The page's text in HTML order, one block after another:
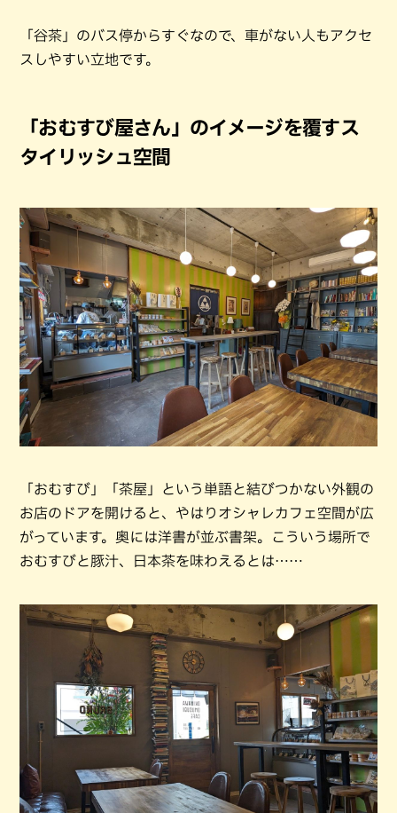
「谷茶」のバス停からすぐなので、車がない人もアクセ
スしやすい立地です。
「おむすび屋さん」のイメージを覆すス
タイリッシュ空間
「おむすび」「茶屋」という単語と結びつかない外観の
お店のドアを開けると、やはりオシャレカフェ空間が広
がっています。奥には洋書が並ぶ書架。こういう場所で
おむすびと豚汁、日本茶を味わえるとは……